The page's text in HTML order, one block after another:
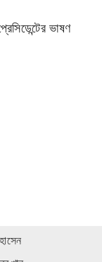
ভাষণ